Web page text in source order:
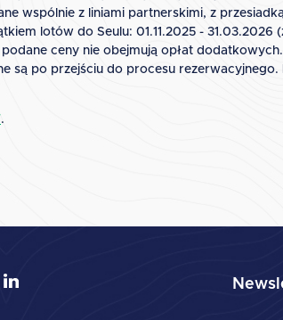
wspólnie z liniami partnerskimi, z
lotów do Seulu: 01.11.2025 - 31.03.2026
ceny nie obejmują opłat
są po przejściu do procesu
.